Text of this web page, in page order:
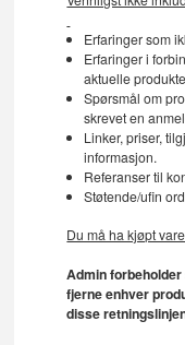
Erfaringer som
Erfaringer i
aktuelle
Spørsmål om
skrevet en
Linker, priser,
informasjon.
Referanser til
Støtende/ufin
Du må ha kjøpt
Admin
fjerne enhver
disse